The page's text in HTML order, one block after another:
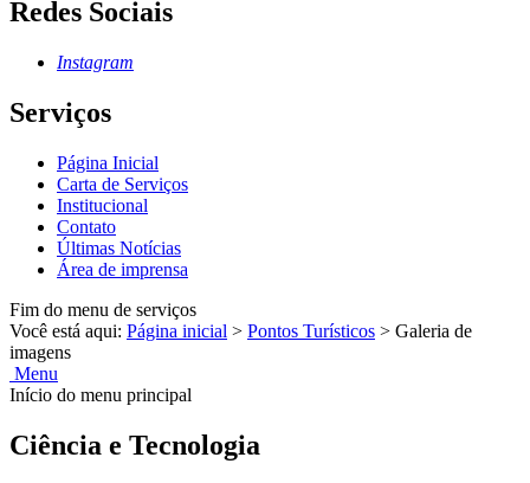
Redes Sociais
Instagram
Serviços
Página Inicial
Carta de Serviços
Institucional
Contato
Últimas Notícias
Área de imprensa
Fim do menu de serviços
Você está aqui: Página inicial > Pontos Turísticos > Galeria de
imagens
Menu
Início do menu principal
Ciência e Tecnologia